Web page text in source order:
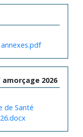
annexes.pdf
2026
de Santé